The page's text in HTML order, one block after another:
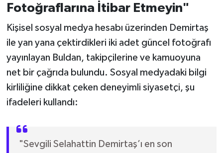
Fotoğraflarına İtibar Etmeyin"
Kişisel sosyal medya hesabı üzerinden Demirtaş
ile yan yana çektirdikleri iki adet güncel fotoğrafı
yayınlayan Buldan, takipçilerine ve kamuoyuna
net bir çağrıda bulundu. Sosyal medyadaki bilgi
kirliliğine dikkat çeken deneyimli siyasetçi, şu
ifadeleri kullandı:
"Sevgili Selahattin Demirtaş’ı en son